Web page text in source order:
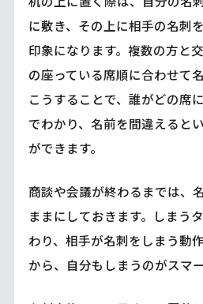
に敷き、その上に相手の名刺
印象になります。複数の方と
の座っている席順に合わせて
こうすることで、誰がどの席
でわかり、名前を間違えると
ができます。
商談や会議が終わるまでは、
ままにしておきます。しまう
わり、相手が名刺をしまう動
から、自分もしまうのがスマー